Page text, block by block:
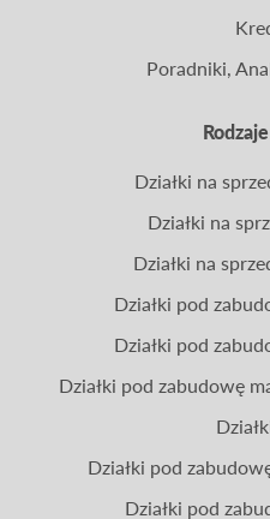
Poradniki,
Działki na
Działki na
Działki na
Działki pod
Działki pod
Działki pod zabudowę
Działki pod
Działki pod